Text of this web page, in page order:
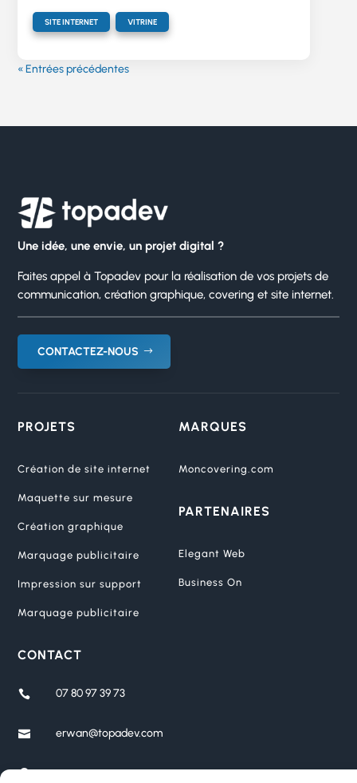
SITE INTERNET
,
VITRINE
« Entrées précédentes
Une idée, une envie, un projet digital ?
Faites appel à Topadev pour la réalisation de vos projets de
communication, création graphique, covering et site internet.
CONTACTEZ-NOUS
PROJETS
Création de site internet
Maquette sur mesure
Création graphique
Marquage publicitaire
Impression sur support
Marquage publicitaire
CONTACT
 07 80 97 39 73
 erwan@topadev.com
MARQUES
Moncovering.com
PARTENAIRES
Elegant Web
Business On